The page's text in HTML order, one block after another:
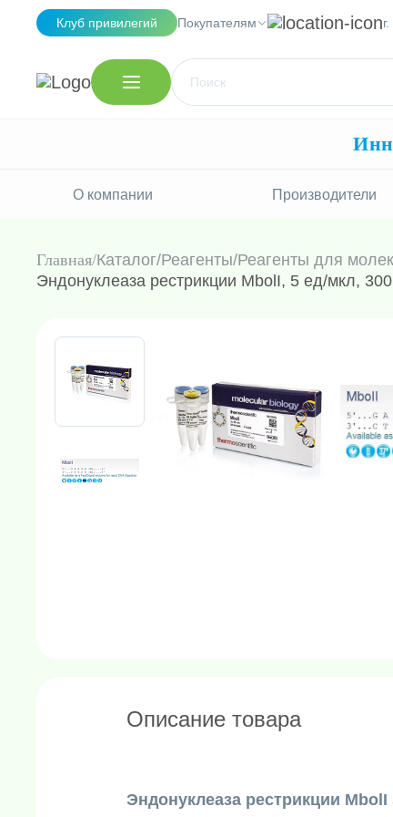
Клуб привилегий Покупателям
О компании Производители
Главная Каталог/Реагенты/Реагенты для
Эндонуклеаза рестрикции MbolI, 5 ед/мкл,
Описание товара
Эндонуклеаза рестрикции MbolI